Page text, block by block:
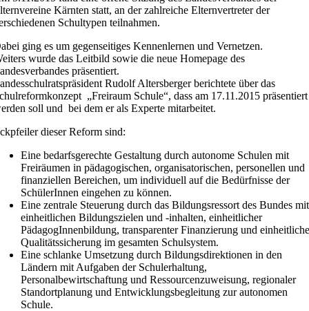
Kärnten statt, an der zahlreiche Elternvertreter der
Schultypen teilnahmen.
ging es um gegenseitiges Kennenlernen und Vernetzen.
wurde das Leitbild sowie die neue Homepage des
präsentiert.
Rudolf Altersberger berichtete über das
„Freiraum Schule“, dass am 17.11.2015 präsentiert
soll und bei dem er als Experte mitarbeitet.
dieser Reform sind:
Eine bedarfsgerechte Gestaltung durch autonome Schulen mit
Freiräumen in pädagogischen, organisatorischen, personellen und
finanziellen Bereichen, um individuell auf die Bedürfnisse der
SchülerInnen eingehen zu können.
Eine zentrale Steuerung durch das Bildungsressort des Bundes mit
einheitlichen Bildungszielen und -inhalten, einheitlicher
PädagogInnenbildung, transparenter Finanzierung und
Qualitätssicherung im gesamten Schulsystem.
Eine schlanke Umsetzung durch Bildungsdirektionen in den
Ländern mit Aufgaben der Schulerhaltung,
Personalbewirtschaftung und Ressourcenzuweisung, regionaler
Standortplanung und Entwicklungsbegleitung zur autonomen
Schule.